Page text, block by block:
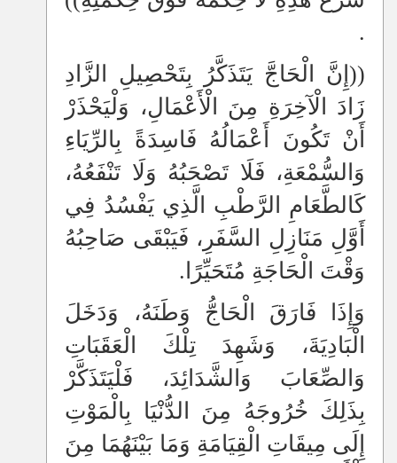
.
((إِنَّ الْحَاجَّ يَتَذَكَّرُ بِتَحْصِيلِ الزَّادِ
زَادَ الْآخِرَةِ مِنَ الْأَعْمَالِ، وَلْيَحْذَرْ
أَنْ تَكُونَ أَعْمَالُهُ فَاسِدَةً بِالرِّيَاءِ
وَالسُّمْعَةِ، فَلَا تَصْحَبُهُ وَلَا تَنْفَعُهُ،
كَالطَّعَامِ الرَّطْبِ الَّذِي يَفْسُدُ فِي
أَوَّلِ مَنَازِلِ السَّفَرِ، فَيَبْقَى صَاحِبُهُ
وَقْتَ الْحَاجَةِ مُتَحَيِّرًا.
وَإِذَا فَارَقَ الْحَاجُّ وَطَنَهُ، وَدَخَلَ
الْبَادِيَةَ، وَشَهِدَ تِلْكَ الْعَقَبَاتِ
وَالصِّعَابَ وَالشَّدَائِدَ، فَلْيَتَذَكَّرْ
بِذَلِكَ خُرُوجَهُ مِنَ الدُّنْيَا بِالْمَوْتِ
إِلَى مِيقَاتِ الْقِيَامَةِ وَمَا بَيْنَهُمَا مِنَ